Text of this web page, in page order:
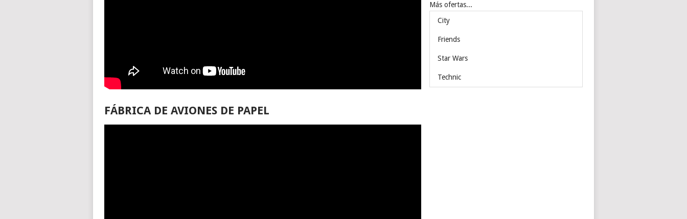
FÁBRICA DE AVIONES DE PAPEL
Más ofertas...
City
Friends
Star Wars
Technic